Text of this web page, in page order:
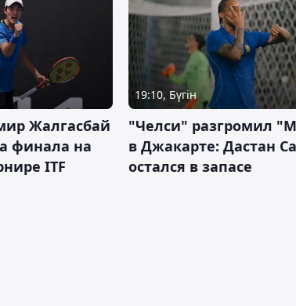
Жалгасбай
финала на
ITF
19:10, Бүгін
"Челси" разгромил
в Джакарте: Дастан
остался в запасе